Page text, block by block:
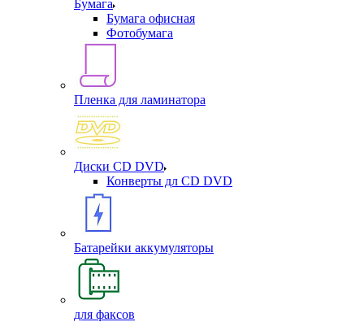
Бумага
Бумага офисная
Фотобумага
Пленка для ламинатора
Диски CD DVD
Конверты дл CD DVD
Батарейки аккумуляторы
для факсов